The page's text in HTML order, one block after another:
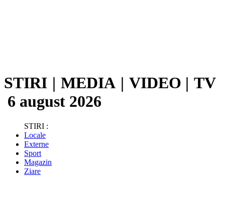
STIRI | MEDIA | VIDEO | TV
6 august 2026
STIRI :
Locale
Externe
Sport
Magazin
Ziare